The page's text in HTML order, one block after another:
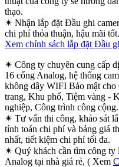
thạo.
✴ Nhận lắp đặt Đầu ghi
chi phí thỏa thuận, hậu mãi tốt.
Xem chính sách lắp đặt Đầu
✴ Công ty chuyên cung cấp
16 cổng Analog, hệ thống
không dây WIFI Bảo mật
trang, Khu phố, Tiệm vàng -
nghiệp, Công trình công cộng.
✴ Tư vấn thi công, khảo sát
tính toán chi phí và bảng giá
nhất, tiết kiệm chi phí tối đa.
✴ Quý khách cần tìm công ty
Analog tại nhà giá rẻ, ( Xem